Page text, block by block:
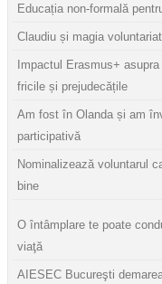
Educația non-formală
Claudiu și magia
Impactul Erasmus+
fricile și prejudecățile
Am fost în Olanda și am
participativă
Nominalizează voluntarul
bine
O întâmplare te poate
viaţă
AIESEC Bucureşti